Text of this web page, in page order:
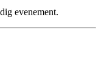
evenement.